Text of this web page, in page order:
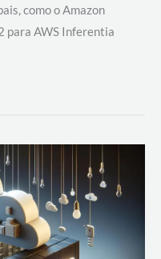
como o Amazon
para AWS Inferentia